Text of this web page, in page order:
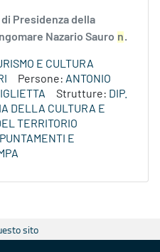
di Presidenza della
Nazario Sauro n.
E CULTURA
Persone: ANTONIO
Strutture: DIP.
DELLA CULTURA E
TERRITORIO
E
sito